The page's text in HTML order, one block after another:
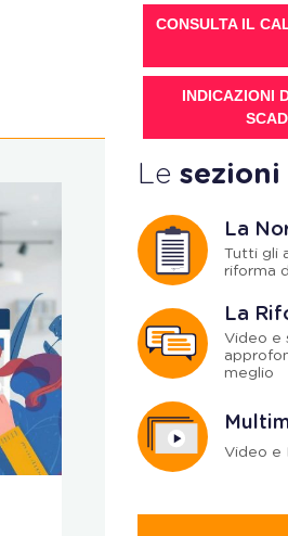
CONSULTA IL
INDICAZIONI
Le sezioni
La
Tutti gli
riforma
La
Video e
meglio
Video e